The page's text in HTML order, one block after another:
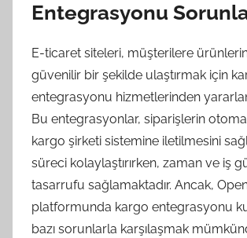
Entegrasyonu
E-ticaret siteleri, müşterilere ürünlerini
güvenilir bir şekilde ulaştırmak için
entegrasyonu hizmetlerinden
Bu entegrasyonlar, siparişlerin
kargo şirketi sistemine iletilmesini
süreci kolaylaştırırken, zaman ve iş
tasarrufu sağlamaktadır. Ancak,
platformunda kargo entegrasyonu
bazı sorunlarla karşılaşmak